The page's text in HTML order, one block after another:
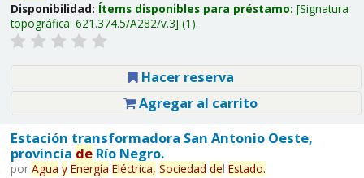
Disponibilidad: Ítems disponibles para préstamo: Signatura
topográfica: 621.374.5/A282/v.3 (1).
Hacer reserva
Agregar al carrito
Estación transformadora San Antonio Oeste,
provincia deRío Negro.
por Agua y Energía Eléctrica, Sociedad del Estado.